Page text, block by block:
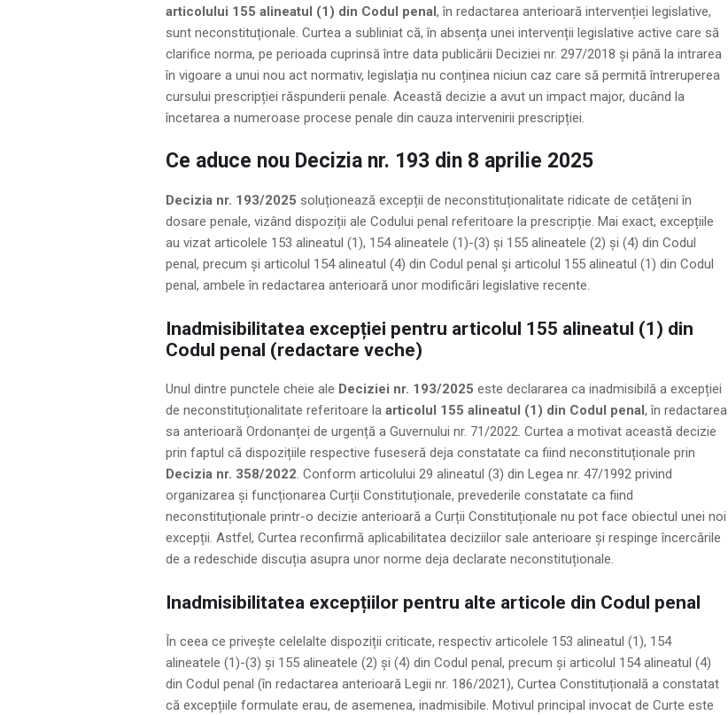
articolului 155 alineatul (1) din Codul penal, în redactarea anterioară intervenției legislative,
sunt neconstituționale. Curtea a subliniat că, în absența unei intervenții legislative active care să
clarifice norma, pe perioada cuprinsă între data publicării Deciziei nr. 297/2018 și până la intrarea
în vigoare a unui nou act normativ, legislația nu conținea niciun caz care să permită întreruperea
cursului prescripției răspunderii penale. Această decizie a avut un impact major, ducând la
încetarea a numeroase procese penale din cauza intervenirii prescripției.
Ce aduce nou Decizia nr. 193 din 8 aprilie 2025
Decizia nr. 193/2025 soluționează excepții de neconstituționalitate ridicate de cetățeni în
dosare penale, vizând dispoziții ale Codului penal referitoare la prescripție. Mai exact, excepțiile
au vizat articolele 153 alineatul (1), 154 alineatele (1)-(3) și 155 alineatele (2) și (4) din Codul
penal, precum și articolul 154 alineatul (4) din Codul penal și articolul 155 alineatul (1) din Codul
penal, ambele în redactarea anterioară unor modificări legislative recente.
Inadmisibilitatea excepției pentru articolul 155 alineatul (1) din
Codul penal (redactare veche)
Unul dintre punctele cheie ale Deciziei nr. 193/2025 este declararea ca inadmisibilă a excepției
de neconstituționalitate referitoare la articolul 155 alineatul (1) din Codul penal, în redactarea
sa anterioară Ordonanței de urgență a Guvernului nr. 71/2022. Curtea a motivat această decizie
prin faptul că dispozițiile respective fuseseră deja constatate ca fiind neconstituționale prin
Decizia nr. 358/2022. Conform articolului 29 alineatul (3) din Legea nr. 47/1992 privind
organizarea și funcționarea Curții Constituționale, prevederile constatate ca fiind
neconstituționale printr-o decizie anterioară a Curții Constituționale nu pot face obiectul unei noi
excepții. Astfel, Curtea reconfirmă aplicabilitatea deciziilor sale anterioare și respinge încercările
de a redeschide discuția asupra unor norme deja declarate neconstituționale.
Inadmisibilitatea excepțiilor pentru alte articole din Codul penal
În ceea ce privește celelalte dispoziții criticate, respectiv articolele 153 alineatul (1), 154
alineatele (1)-(3) și 155 alineatele (2) și (4) din Codul penal, precum și articolul 154 alineatul (4)
din Codul penal (în redactarea anterioară Legii nr. 186/2021), Curtea Constituțională a constatat
că excepțiile formulate erau, de asemenea, inadmisibile. Motivul principal invocat de Curte este